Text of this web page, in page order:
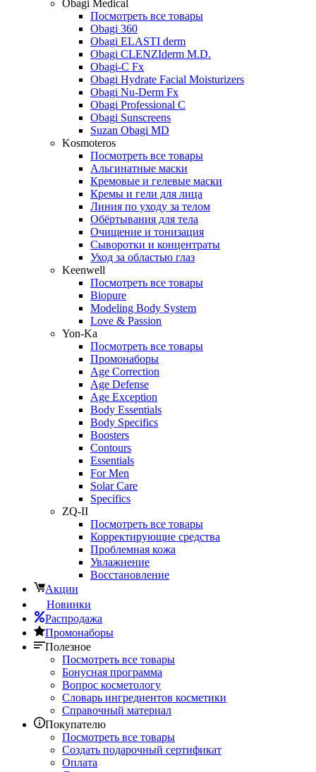
Obagi Medical
Посмотреть все товары
Obagi 360
Obagi ELASTI derm
Obagi CLENZIderm M.D.
Obagi-C Fx
Obagi Hydrate Facial Moisturizers
Obagi Nu-Derm Fx
Obagi Professional C
Obagi Sunscreens
Suzan Obagi MD
Kosmoteros
Посмотреть все товары
Альгинатные маски
Кремовые и гелевые маски
Кремы и гели для лица
Линия по уходу за телом
Обёртывания для тела
Очищение и тонизация
Сыворотки и концентраты
Уход за областью глаз
Keenwell
Посмотреть все товары
Biopure
Modeling Body System
Love & Passion
Yon-Ka
Посмотреть все товары
Промонаборы
Age Correction
Age Defense
Age Exception
Body Essentials
Body Specifics
Boosters
Contours
Essentials
For Men
Solar Care
Specifics
ZQ-II
Посмотреть все товары
Корректирующие средства
Проблемная кожа
Увлажнение
Восстановление
Акции
Новинки
Распродажа
Промонаборы
Полезное
Посмотреть все товары
Бонусная программа
Вопрос косметологу
Словарь ингредиентов косметики
Справочный материал
Покупателю
Посмотреть все товары
Создать подарочный сертификат
Оплата